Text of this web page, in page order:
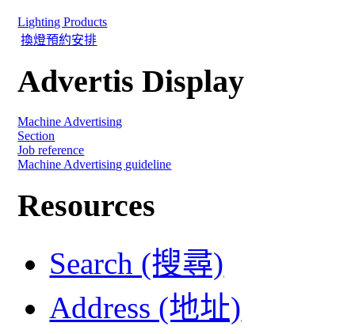
Lighting Products
換燈預約安排
Advertis Display
Machine Advertising
Section
Job reference
Machine Advertising guideline
Resources
Search (搜尋)
Address (地址)